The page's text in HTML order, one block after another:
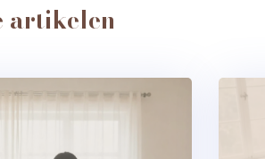
artikelen